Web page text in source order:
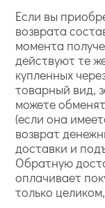
Если вы
возврата
момента
действуют те
купленных
товарный вид,
можете
(если она
возврат
доставки и
Обратную
оплачивает
только